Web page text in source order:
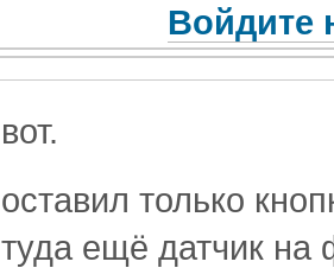
Войдите
вот.
оставил только
туда ещё датчик на